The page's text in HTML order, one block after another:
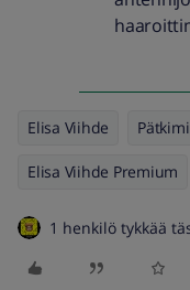
Elisa Viihde
Elisa Viihde Premium
1 henkilö tykkää